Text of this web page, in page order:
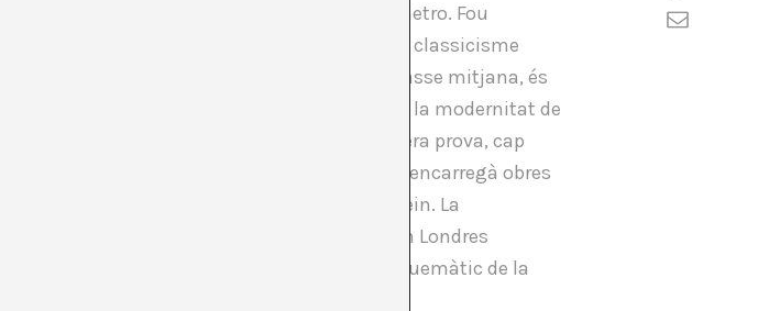
arquitectònic de les noves estacions del metro. Fou
l’arquitectura, no hauria de representar un classicisme
les seves credencials com a director de classe mitjana, és
del disseny increïblement propera a la de la modernitat de
la seva aptitud per l’ús. Si falla en la primera prova, cap
faran més car, més ridícul.” En Pick també encarregà obres
un provocatiu fris de l’escultor Jacob Epstein. La
del disseny visual modernista, encaixà; quan Londres
ho adoptaren i introduïren un nou mapa esquemàtic de la